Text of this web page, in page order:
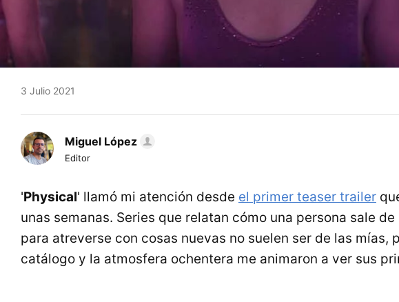
3 Julio 2021
Miguel López
Editor
'Physical' llamó mi atención desde el primer teaser trailer
unas semanas. Series que relatan cómo una persona sale
para atreverse con cosas nuevas no suelen ser de las mías,
catálogo y la atmosfera ochentera me animaron a ver sus